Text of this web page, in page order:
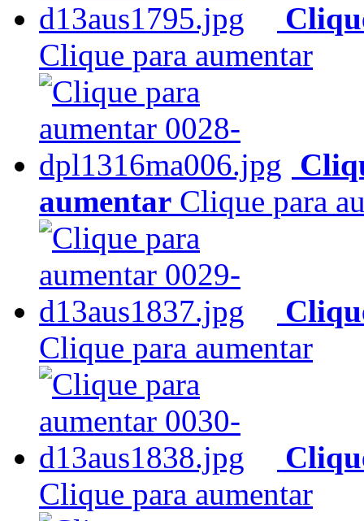
Clique para aumentar
aumentar Clique para
Clique para aumentar
Clique para aumentar